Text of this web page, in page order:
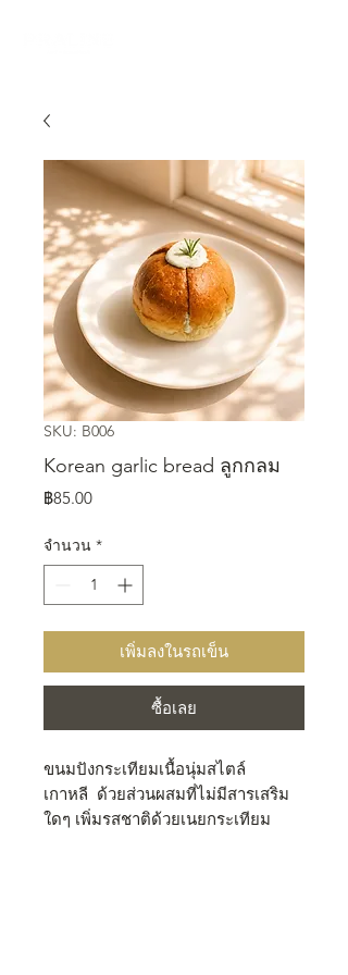
SKU: B006
Korean garlic bread ลูกกลม
฿85.00ราคา
จำนวน *
เพิ่มลงในรถเข็น
ซื้อเลย
ขนมปังกระเทียมเนื้อนุ่มสไตล์
เกาหลี ด้วยส่วนผสมที่ไม่มีสารเสริม
ใดๆ เพิ่มรสชาติด้วยเนยกระเทียม